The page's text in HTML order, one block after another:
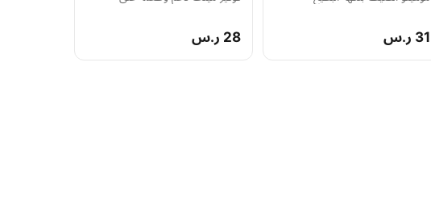
31 ر.س 28 ر.س